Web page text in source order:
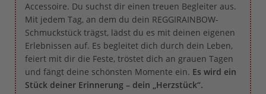
Accessoire. Du suchst dir einen treuen Begleiter aus.
Mit jedem Tag, an dem du dein REGGIRAINBOW-
Schmuckstück trägst, lädst du es mit deinen eigenen
Erlebnissen auf. Es begleitet dich durch dein Leben,
feiert mit dir die Feste, tröstet dich an grauen Tagen
und fängt deine schönsten Momente ein. Es wird ein
Stück deiner Erinnerung – dein „Herzstück“.